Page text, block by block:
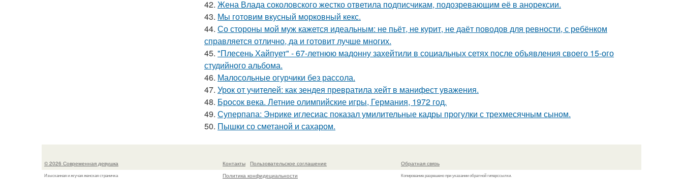
42. Жена Влада соколовского жестко ответила подписчикам, подозревающим её в анорексии.
43. Мы готовим вкусный морковный кекс.
44. Со стороны мой муж кажется идеальным: не пьёт, не курит, не даёт поводов для ревности, с ребёнком
справляется отлично, да и готовит лучше многих.
45. "Плесень Хайпует" - 67-летнюю мадонну захейтили в социальных сетях после объявления своего 15-ого
студийного альбома.
46. Малосольные огурчики без рассола.
47. Урок от учителей: как зендея превратила хейт в манифест уважения.
48. Бросок века. Летние олимпийские игры, Германия, 1972 год.
49. Суперпапа: Энрике иглесиас показал умилительные кадры прогулки с трехмесячным сыном.
50. Пышки со сметаной и сахаром.
© 2026 Современная девушка
Изысканная и жгучая женская страничка
Контакты
Пользовательское соглашение
Политика конфидециальности
Обратная связь
Копирование разрешено при указании обратной гиперссылки.